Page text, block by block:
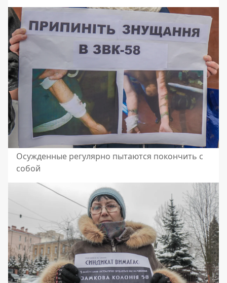
Осужденные регулярно пытаются покончить с
собой